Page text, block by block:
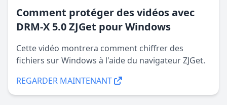
l'une des actions suivantes selon leurs
Play Online - Diffuser et lire la vidéo
immédiatement à l'aide du lecteur
Puis entrez votre mot de passe système et
appuyez à nouveau sur Entrée.
Comment protéger des vidéos avec
DRM-X 5.0 ZJGet pour Windows
Cette vidéo montrera comment chiffrer des
fichiers sur Windows à l'aide du navigateur ZJGet.
REGARDER MAINTENANT